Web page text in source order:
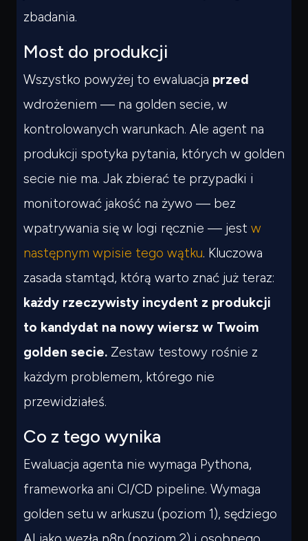
zbadania.
Most do produkcji
Wszystko powyżej to ewaluacja przed
wdrożeniem — na golden secie, w
kontrolowanych warunkach. Ale agent na
produkcji spotyka pytania, których w golden
secie nie ma. Jak zbierać te przypadki i
monitorować jakość na żywo — bez
wpatrywania się w logi ręcznie — jest w
następnym wpisie tego wątku. Kluczowa
zasada stamtąd, którą warto znać już teraz:
każdy rzeczywisty incydent z produkcji
to kandydat na nowy wiersz w Twoim
golden secie. Zestaw testowy rośnie z
każdym problemem, którego nie
przewidziałeś.
Co z tego wynika
Ewaluacja agenta nie wymaga Pythona,
frameworka ani CI/CD pipeline. Wymaga
golden setu w arkuszu (poziom 1), sędziego